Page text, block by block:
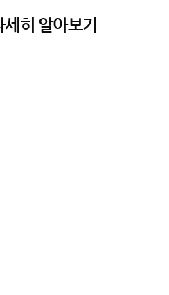
히 알아보기